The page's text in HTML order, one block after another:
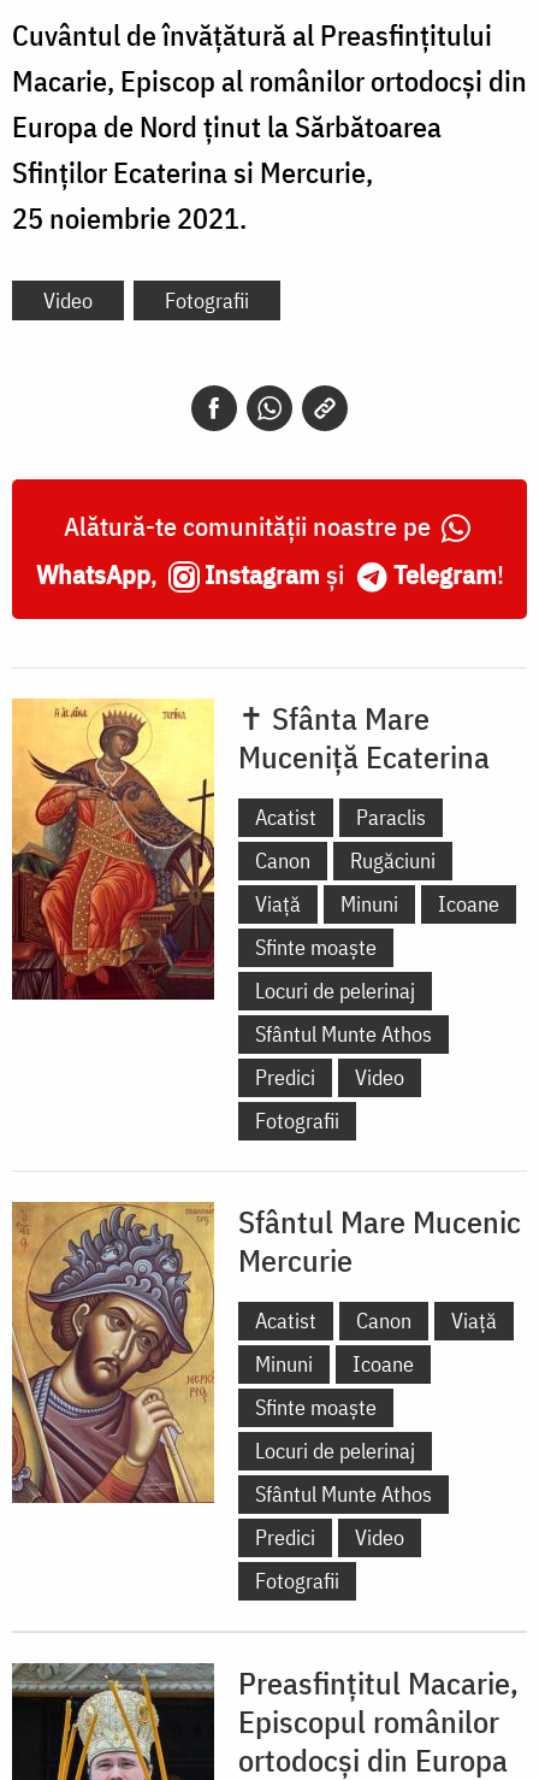
Cuvântul de învățătură al Preasfințitului
Macarie, Episcop al românilor ortodocși din
Europa de Nord ținut la Sărbătoarea
Sfinților Ecaterina si Mercurie,
25 noiembrie 2021.
Video Fotografii
Alătură-te comunității noastre pe
WhatsApp, Instagram și Telegram!
✝ Sfânta Mare
Muceniță Ecaterina
Acatist
Paraclis
Canon
Rugăciuni
Viață
Minuni
Icoane
Sfinte moaște
Locuri de pelerinaj
Sfântul Munte Athos
Predici
Video
Fotografii
Sfântul Mare Mucenic
Mercurie
Acatist Canon
Viață
Minuni
Icoane
Sfinte moaște
Locuri de pelerinaj
Sfântul Munte Athos
Predici
Video
Fotografii
Preasfințitul Macarie,
Episcopul românilor
ortodocși din Europa